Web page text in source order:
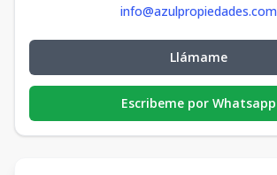
info@azulpropiedades.com
Llámame
Escribeme por Whatsapp